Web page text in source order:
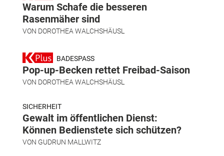
Warum Schafe die besseren
Rasenmäher sind
VON DOROTHEA WALCHSHÄUSL
BADESPASS
Pop-up-Becken rettet Freibad-Saison
VON DOROTHEA WALCHSHÄUSL
SICHERHEIT
Gewalt im öffentlichen Dienst:
Können Bedienstete sich schützen?
VON GUDRUN MALLWITZ